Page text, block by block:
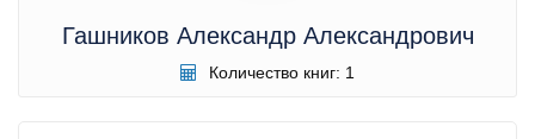
Гашников Александр Александрович
Количество книг: 1